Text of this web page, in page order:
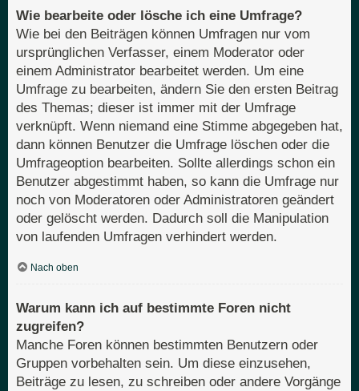
Wie bearbeite oder lösche ich eine Umfrage?
Wie bei den Beiträgen können Umfragen nur vom
ursprünglichen Verfasser, einem Moderator oder
einem Administrator bearbeitet werden. Um eine
Umfrage zu bearbeiten, ändern Sie den ersten Beitrag
des Themas; dieser ist immer mit der Umfrage
verknüpft. Wenn niemand eine Stimme abgegeben hat,
dann können Benutzer die Umfrage löschen oder die
Umfrageoption bearbeiten. Sollte allerdings schon ein
Benutzer abgestimmt haben, so kann die Umfrage nur
noch von Moderatoren oder Administratoren geändert
oder gelöscht werden. Dadurch soll die Manipulation
von laufenden Umfragen verhindert werden.
Nach oben
Warum kann ich auf bestimmte Foren nicht
zugreifen?
Manche Foren können bestimmten Benutzern oder
Gruppen vorbehalten sein. Um diese einzusehen,
Beiträge zu lesen, zu schreiben oder andere Vorgänge